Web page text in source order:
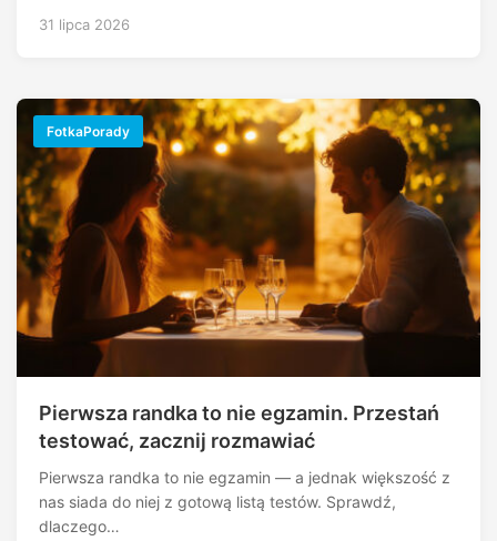
31 lipca 2026
FotkaPorady
Pierwsza randka to nie egzamin. Przestań
testować, zacznij rozmawiać
Pierwsza randka to nie egzamin — a jednak większość z
nas siada do niej z gotową listą testów. Sprawdź,
dlaczego…